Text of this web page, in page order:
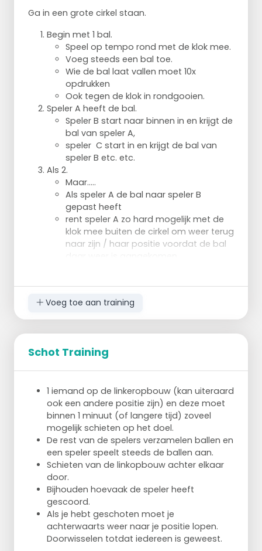
Ga in een grote cirkel staan.
Begin met 1 bal.
Speel op tempo rond met de klok mee.
Voeg steeds een bal toe.
Wie de bal laat vallen moet 10x
opdrukken
Ook tegen de klok in rondgooien.
Speler A heeft de bal.
Speler B start naar binnen in en krijgt de
bal van speler A,
speler C start in en krijgt de bal van
speler B etc. etc.
Als 2.
Maar.....
Als speler A de bal naar speler B
gepast heeft
rent speler A zo hard mogelijk met de
klok mee buiten de cirkel om weer terug
naar zijn / haar positie voordat de bal
hard mogelijk met de klok mee buiten
de cirkel om etc. met speler D, E, F, G
Voeg toe aan training
Schot Training
1 iemand op de linkeropbouw (kan uiteraard
ook een andere positie zijn) en deze moet
binnen 1 minuut (of langere tijd) zoveel
mogelijk schieten op het doel.
De rest van de spelers verzamelen ballen en
een speler speelt steeds de ballen aan.
Schieten van de linkopbouw achter elkaar
door.
Bijhouden hoevaak de speler heeft
gescoord.
Als je hebt geschoten moet je
achterwaarts weer naar je positie lopen.
Doorwisselen totdat iedereen is geweest.